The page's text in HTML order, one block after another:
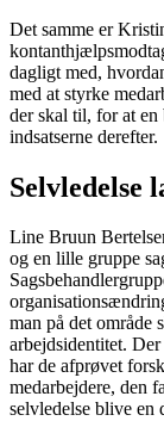
Det samme er
dagligt med,
med at styrke
der skal til, for at
indsatserne derefter.
Selvledelse
Line Bruun
og en lille gruppe
man på det område
arbejdsidentitet.
har de afprøvet
medarbejdere, den
selvledelse blive en